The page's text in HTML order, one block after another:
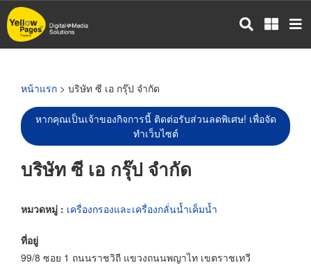
ข้าม
ไป
หน้าแรก > บริษัท ซี เอ กรุ๊ป จำกัด
หากคุณเป็นเจ้าของกิจการนี้ ติดต่อรับส่วนลดพิเศษ! เพื่อจัด
ทำเว็บไซต์
บริษัท ซี เอ กรุ๊ป จำกัด
หมวดหมู่ : เครื่องกรองและเครื่องกลั่นน้ำเค็มน้ำ
ที่อยู่
99/8 ซอย 1 ถนนราชวิถี แขวงถนนพญาไท เขตราชเทวี